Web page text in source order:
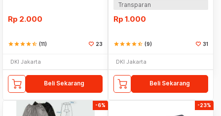
Rp 2.000
starstarstarstarstar_half (11) 23
DKI Jakarta
Beli Sekarang
Transparan
Rp 1.000
starstarstarstarstar_half (9) 31
DKI Jakarta
Beli Sekarang
-6% -23%